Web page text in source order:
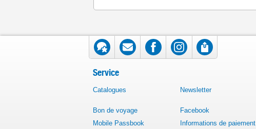
Service
Catalogues Newsletter
Bon de voyage Facebook
Mobile Passbook
Informations de paiement